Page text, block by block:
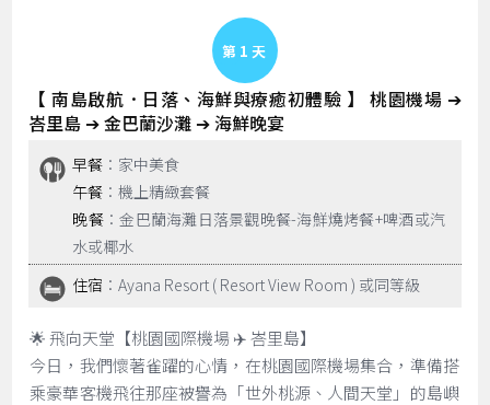
Day 1
【 南島啟航．日落、海鮮與療癒初體驗 】 桃園機場 ➔
峇里島 ➔ 金巴蘭沙灘 ➔ 海鮮晚宴
早餐 ：家中美食
午餐 ：機上精緻套餐
晚餐 ：金巴蘭海灘日落景觀晚餐-海鮮燒烤餐+啤酒或汽
水或椰水
住宿 ：Ayana Resort ( Resort View Room ) 或同等級
🌟 飛向天堂【桃園國際機場 ✈️ 峇里島】
今日，我們懷著雀躍的心情，在桃園國際機場集合，準備搭
乘豪華客機飛往那座被譽為「世外桃源、人間天堂」的島嶼